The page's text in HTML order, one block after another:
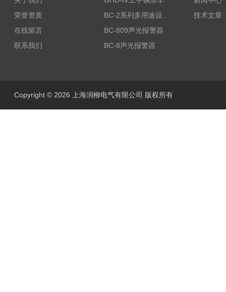
荣誉资质
在线留言
联系我们
BC-809声光报警器
BC-8声光报警器
技术文章
Copyright © 2026 上海润柳电气有限公司 版权所有